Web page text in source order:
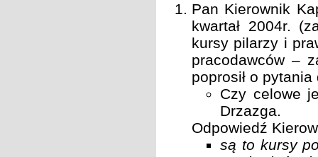
Pan Kierownik
kwartał 2004r.
kursy pilarzy i
pracodawców –
poprosił o
Czy celowe
Drzazga.
Odpowiedź
są to kursy